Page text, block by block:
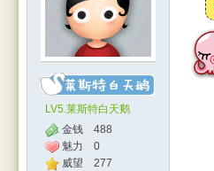
LV5.莱斯特白天鹅
金钱
488
魅力
0
威望
277